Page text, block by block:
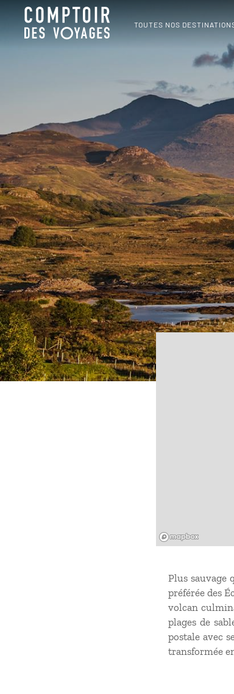
TOUTES NOS
Plus sauvage
préférée des
volcan
plages de
postale avec
transformée